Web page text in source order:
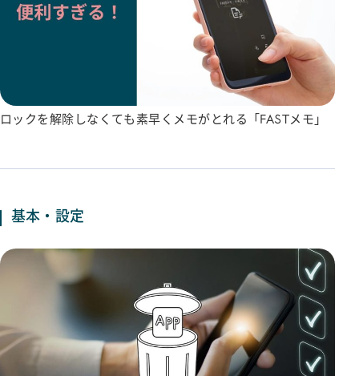
ロックを解除しなくても素早くメモがとれる「FASTメモ」
基本・設定